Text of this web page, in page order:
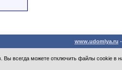
www.udomlya.ru -
всегда можете отключить файлы cookie в